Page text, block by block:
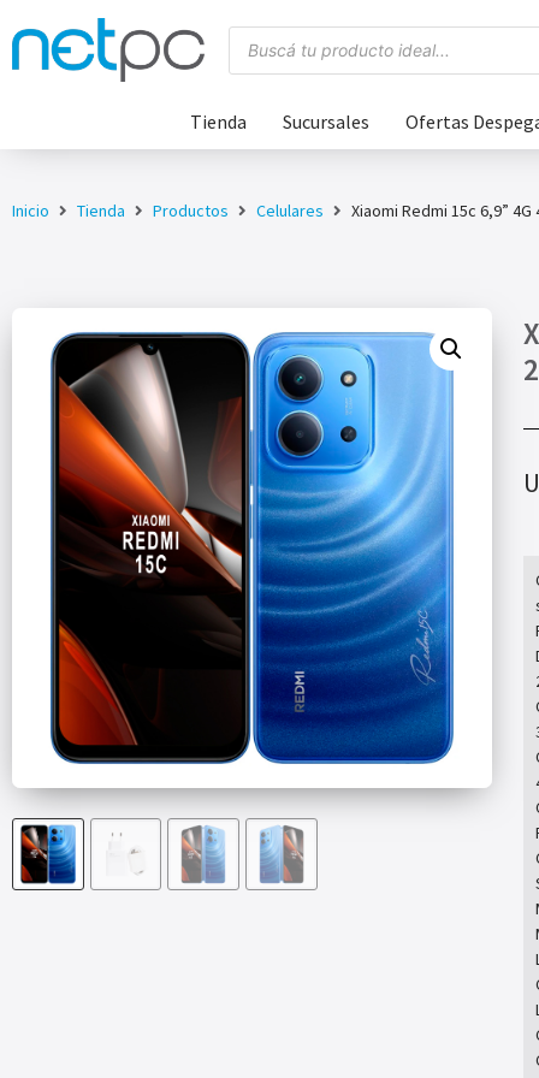
Tienda Sucursales Ofertas
Inicio Tienda Productos Celulares Xiaomi Redmi 15c 6,9”